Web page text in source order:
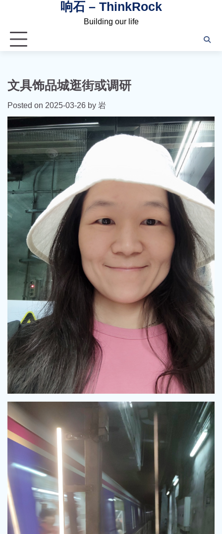
响石 – ThinkRock
Building our life
文具饰品城逛街或调研
Posted on 2025-03-26 by 岩